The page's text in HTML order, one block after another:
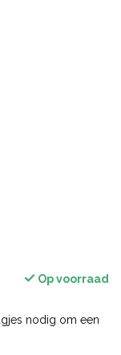
Op voorraad
nodig om een